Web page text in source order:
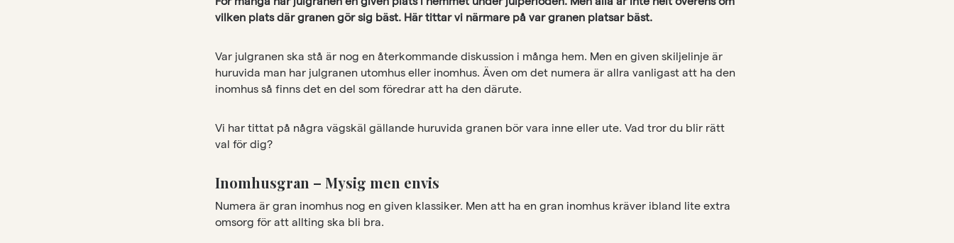
vilken plats där granen gör sig bäst. Här tittar vi närmare på var granen platsar bäst.
Var julgranen ska stå är nog en återkommande diskussion i många hem. Men en given skiljelinje är
huruvida man har julgranen utomhus eller inomhus. Även om det numera är allra vanligast att ha den
inomhus så finns det en del som föredrar att ha den därute.
Vi har tittat på några vägskäl gällande huruvida granen bör vara inne eller ute. Vad tror du blir rätt
val för dig?
Inomhusgran – Mysig men envis
Numera är gran inomhus nog en given klassiker. Men att ha en gran inomhus kräver ibland lite extra
omsorg för att allting ska bli bra.